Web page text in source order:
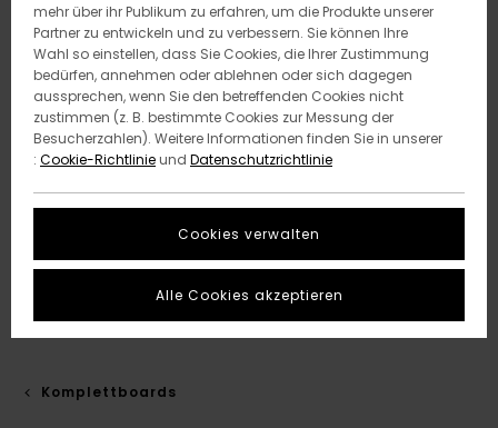
Komplettboards
mehr über ihr Publikum zu erfahren, um die Produkte unserer
Partner zu entwickeln und zu verbessern. Sie können Ihre
Wahl so einstellen, dass Sie Cookies, die Ihrer Zustimmung
bedürfen, annehmen oder ablehnen oder sich dagegen
aussprechen, wenn Sie den betreffenden Cookies nicht
zustimmen (z. B. bestimmte Cookies zur Messung der
Besucherzahlen). Weitere Informationen finden Sie in unserer
: Cookie-Richtlinieund Datenschutzrichtlinie
Cookies verwalten
Alle Cookies akzeptieren